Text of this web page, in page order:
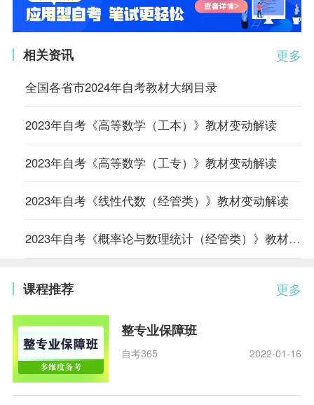
更多
相关资讯
全国各省市2024年自考教材大纲目录
2023年自考《高等数学（工本）》教材变动解读
2023年自考《高等数学（工专）》教材变动解读
2023年自考《线性代数（经管类）》教材变动解读
2023年自考《概率论与数理统计（经管类）》教材变动解读
更多
课程推荐
整专业保障班
自考365 2022-01-16